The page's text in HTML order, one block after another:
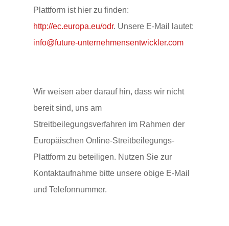
Plattform ist hier zu finden:
http://ec.europa.eu/odr. Unsere E-Mail lautet:
info@future-unternehmensentwickler.com
Wir weisen aber darauf hin, dass wir nicht
bereit sind, uns am
Streitbeilegungsverfahren im Rahmen der
Europäischen Online-Streitbeilegungs-
Plattform zu beteiligen. Nutzen Sie zur
Kontaktaufnahme bitte unsere obige E-Mail
und Telefonnummer.